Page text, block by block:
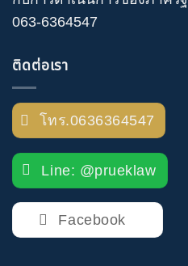
063-6364547
ติดต่อเรา
โทร.0636364547
Line: @prueklaw
Facebook